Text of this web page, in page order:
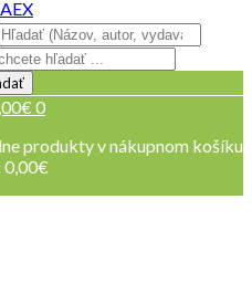
€ 0
produkty v nákupnom košíku
0,00€